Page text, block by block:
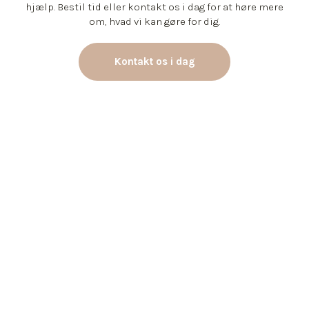
hjælp. Bestil tid eller kontakt os i dag for at høre mere
om, hvad vi kan gøre for dig.
Kontakt os i dag